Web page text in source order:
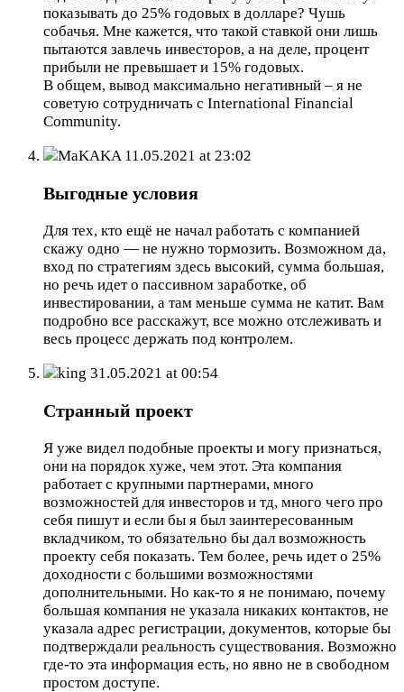
показывать до 25% годовых в долларе? Чушь
собачья. Мне кажется, что такой ставкой они лишь
пытаются завлечь инвесторов, а на деле, процент
прибыли не превышает и 15% годовых.
В общем, вывод максимально негативный – я не
советую сотрудничать с International Financial
Community.
MaKAKA 11.05.2021 at 23:02
Выгодные условия
Для тех, кто ещё не начал работать с компанией
скажу одно — не нужно тормозить. Возможном да,
вход по стратегиям здесь высокий, сумма большая,
но речь идет о пассивном заработке, об
инвестировании, а там меньше сумма не катит. Вам
подробно все расскажут, все можно отслеживать и
весь процесс держать под контролем.
king 31.05.2021 at 00:54
Странный проект
Я уже видел подобные проекты и могу признаться,
они на порядок хуже, чем этот. Эта компания
работает с крупными партнерами, много
возможностей для инвесторов и тд, много чего про
себя пишут и если бы я был заинтересованным
вкладчиком, то обязательно бы дал возможность
проекту себя показать. Тем более, речь идет о 25%
доходности с большими возможностями
дополнительными. Но как-то я не понимаю, почему
большая компания не указала никаких контактов, не
указала адрес регистрации, документов, которые бы
подтверждали реальность существования. Возможно
где-то эта информация есть, но явно не в свободном
простом доступе.